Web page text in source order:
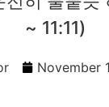
~ 11:11)
November